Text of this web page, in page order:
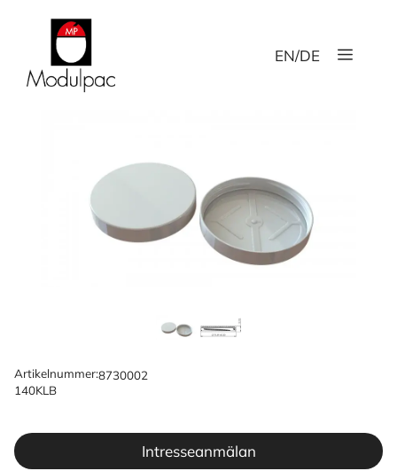
EN/DE Meny
Artikelnummer:8730002
140KLB
Intresseanmälan